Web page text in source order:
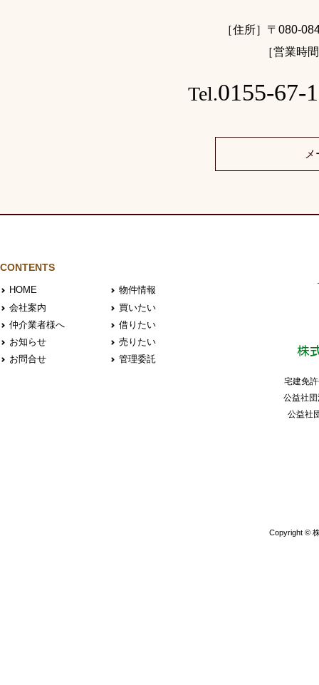
［住所］〒080-
［営業時
Tel.0155-67-
CONTENTS
HOME
会社案内
仲介業者様へ
お知らせ
お問合せ
物件情報
買いたい
借りたい
売りたい
管理委託
株
宅建免
公益社
公益社
Copyright ©